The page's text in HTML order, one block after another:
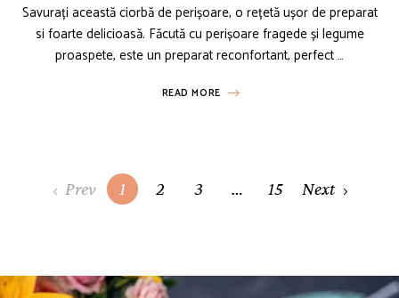
Savurați această ciorbă de perișoare, o rețetă ușor de preparat
si foarte delicioasă. Făcută cu perișoare fragede și legume
proaspete, este un preparat reconfortant, perfect …
READ MORE
Posts Prev 1 2 3 … 15 Next